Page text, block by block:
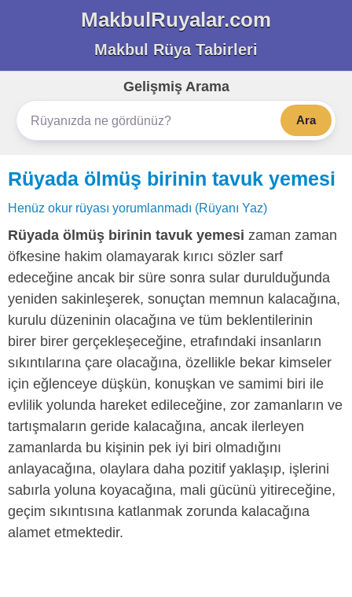
MakbulRuyalar.com
Makbul Rüya Tabirleri
Gelişmiş Arama
Ara
Rüyada ölmüş birinin tavuk yemesi
Henüz okur rüyası yorumlanmadı (Rüyanı Yaz)
Rüyada ölmüş birinin tavuk yemesi zaman zaman
öfkesine hakim olamayarak kırıcı sözler sarf
edeceğine ancak bir süre sonra sular durulduğunda
yeniden sakinleşerek, sonuçtan memnun kalacağına,
kurulu düzeninin olacağına ve tüm beklentilerinin
birer birer gerçekleşeceğine, etrafındaki insanların
sıkıntılarına çare olacağına, özellikle bekar kimseler
için eğlenceye düşkün, konuşkan ve samimi biri ile
evlilik yolunda hareket edileceğine, zor zamanların ve
tartışmaların geride kalacağına, ancak ilerleyen
zamanlarda bu kişinin pek iyi biri olmadığını
anlayacağına, olaylara daha pozitif yaklaşıp, işlerini
sabırla yoluna koyacağına, mali gücünü yitireceğine,
geçim sıkıntısına katlanmak zorunda kalacağına
alamet etmektedir.